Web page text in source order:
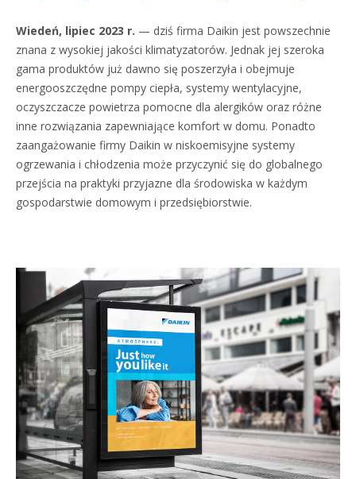
Wiedeń, lipiec 2023 r. — dziś firma Daikin jest powszechnie
znana z wysokiej jakości klimatyzatorów. Jednak jej szeroka
gama produktów już dawno się poszerzyła i obejmuje
energooszczędne pompy ciepła, systemy wentylacyjne,
oczyszczacze powietrza pomocne dla alergików oraz różne
inne rozwiązania zapewniające komfort w domu. Ponadto
zaangażowanie firmy Daikin w niskoemisyjne systemy
ogrzewania i chłodzenia może przyczynić się do globalnego
przejścia na praktyki przyjazne dla środowiska w każdym
gospodarstwie domowym i przedsiębiorstwie.